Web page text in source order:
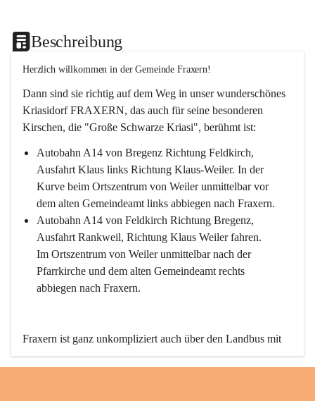
Beschreibung
Herzlich willkommen in der Gemeinde Fraxern!
Dann sind sie richtig auf dem Weg in unser wunderschönes
Kriasidorf FRAXERN, das auch für seine besonderen
Kirschen, die "Große Schwarze Kriasi", berühmt ist:
Autobahn A14 von Bregenz Richtung Feldkirch,
Ausfahrt Klaus links Richtung Klaus-Weiler. In der
Kurve beim Ortszentrum von Weiler unmittelbar vor
dem alten Gemeindeamt links abbiegen nach Fraxern.
Autobahn A14 von Feldkirch Richtung Bregenz,
Ausfahrt Rankweil, Richtung Klaus Weiler fahren.
Im Ortszentrum von Weiler unmittelbar nach der
Pfarrkirche und dem alten Gemeindeamt rechts
abbiegen nach Fraxern.
Fraxern ist ganz unkompliziert auch über den Landbus mit
den öffentlichen Verkehrsmitteln zu erreichen. Die Linie